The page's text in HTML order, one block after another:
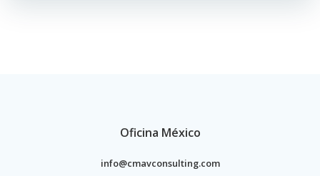
Oficina México
info@cmavconsulting.com